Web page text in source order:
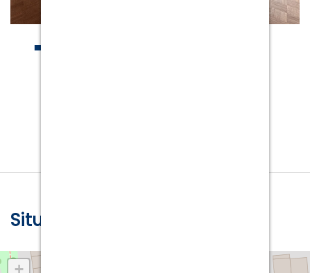
Situation Géographique :
+